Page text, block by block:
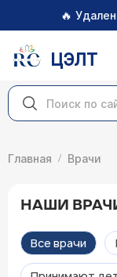
🔥
ЦЭЛТ
Главная Врачи
НАШИ
Все врачи